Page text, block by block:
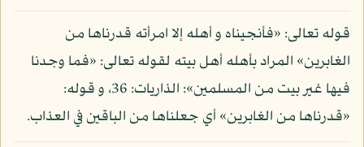
قوله تعالى: «فأنجيناه و أهله إلا امرأته قدرناها من
الغابرين» المراد بأهله أهل بيته لقوله تعالى: «فما وجدنا
فيها غير بيت من المسلمين»: الذاريات: 36، و قوله:
«قدرناها من الغابرين» أي جعلناها من الباقين في العذاب.